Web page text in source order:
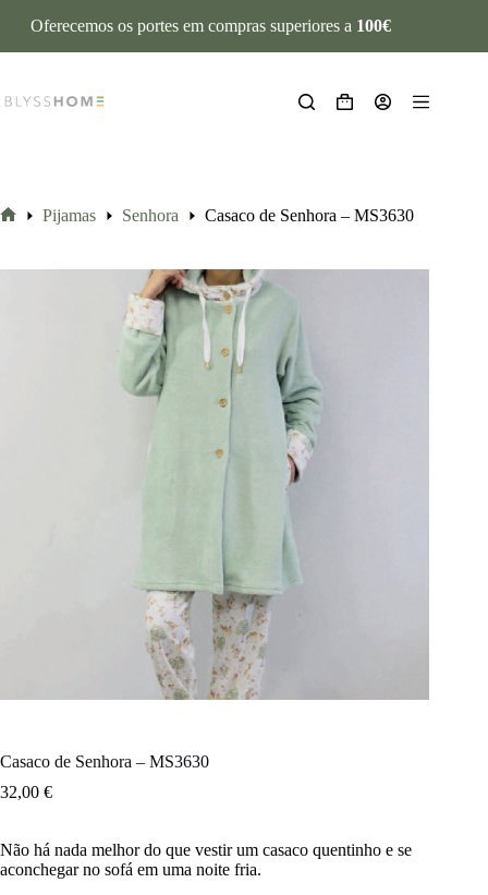
Oferecemos os portes em compras superiores a 100€
Pijamas Senhora Casaco de Senhora – MS3630
Casaco de Senhora – MS3630
32,00 €
Não há nada melhor do que vestir um casaco quentinho e se
aconchegar no sofá em uma noite fria.